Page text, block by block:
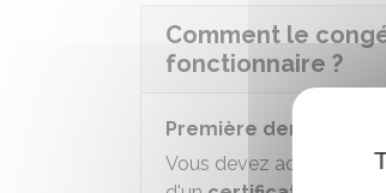
Comment le
fonctionnaire ?
Première demande
Vous devez adresser à